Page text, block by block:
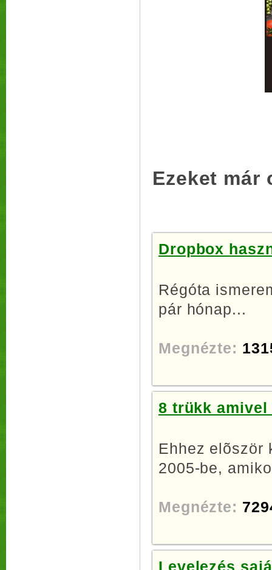
Ezeket már
Dropbox
Régóta
pár hónap...
Megnézte:
8 trükk amivel
Ehhez elõször
2005-be,
Megnézte:
Levelezés